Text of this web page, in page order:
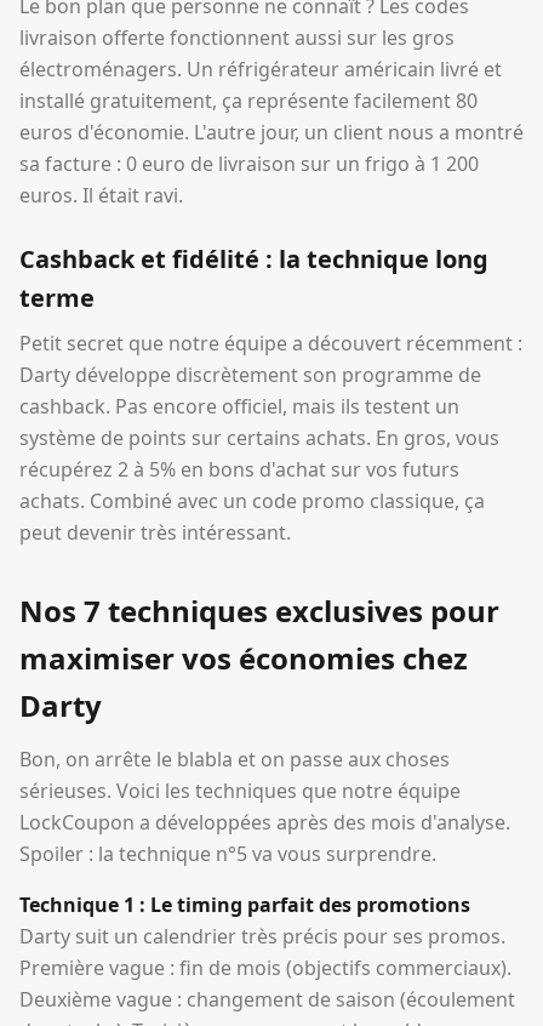
Le bon plan que personne ne connaît ? Les codes
livraison offerte fonctionnent aussi sur les gros
électroménagers. Un réfrigérateur américain livré et
installé gratuitement, ça représente facilement 80
euros d'économie. L'autre jour, un client nous a montré
sa facture : 0 euro de livraison sur un frigo à 1 200
euros. Il était ravi.
Cashback et fidélité : la technique long
terme
Petit secret que notre équipe a découvert récemment :
Darty développe discrètement son programme de
cashback. Pas encore officiel, mais ils testent un
système de points sur certains achats. En gros, vous
récupérez 2 à 5% en bons d'achat sur vos futurs
achats. Combiné avec un code promo classique, ça
peut devenir très intéressant.
Nos 7 techniques exclusives pour
maximiser vos économies chez
Darty
Bon, on arrête le blabla et on passe aux choses
sérieuses. Voici les techniques que notre équipe
LockCoupon a développées après des mois d'analyse.
Spoiler : la technique n°5 va vous surprendre.
Technique 1 : Le timing parfait des promotions
Darty suit un calendrier très précis pour ses promos.
Première vague : fin de mois (objectifs commerciaux).
Deuxième vague : changement de saison (écoulement